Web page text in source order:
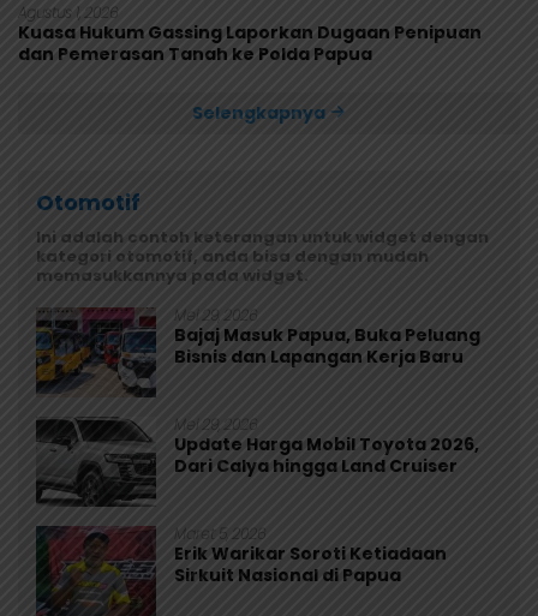
Agustus 1, 2026
Kuasa Hukum Gassing Laporkan Dugaan Penipuan
dan Pemerasan Tanah ke Polda Papua
Selengkapnya
Otomotif
Ini adalah contoh keterangan untuk widget dengan
kategori otomotif, anda bisa dengan mudah
memasukkannya pada widget.
Mei 29, 2026
Bajaj Masuk Papua, Buka Peluang
Bisnis dan Lapangan Kerja Baru
Mei 29, 2026
Update Harga Mobil Toyota 2026,
Dari Calya hingga Land Cruiser
Maret 5, 2026
Erik Warikar Soroti Ketiadaan
Sirkuit Nasional di Papua